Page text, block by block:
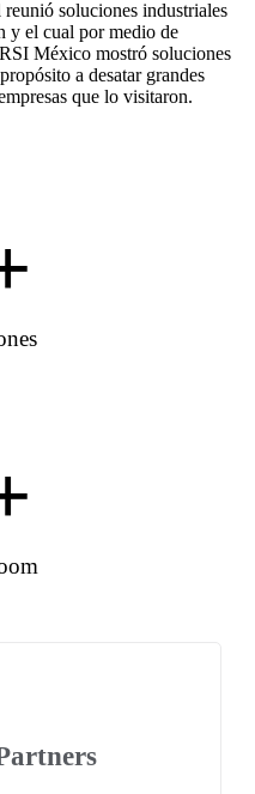
soluciones industriales
y el cual por medio de
México mostró soluciones
a desatar grandes
que lo visitaron.